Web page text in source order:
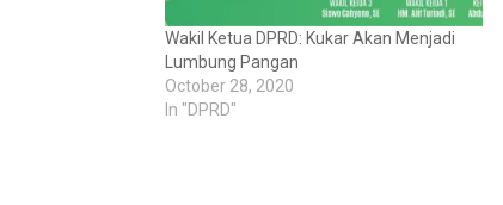
Wakil Ketua DPRD: Kukar Akan Menjadi
Lumbung Pangan
October 28, 2020
In "DPRD"